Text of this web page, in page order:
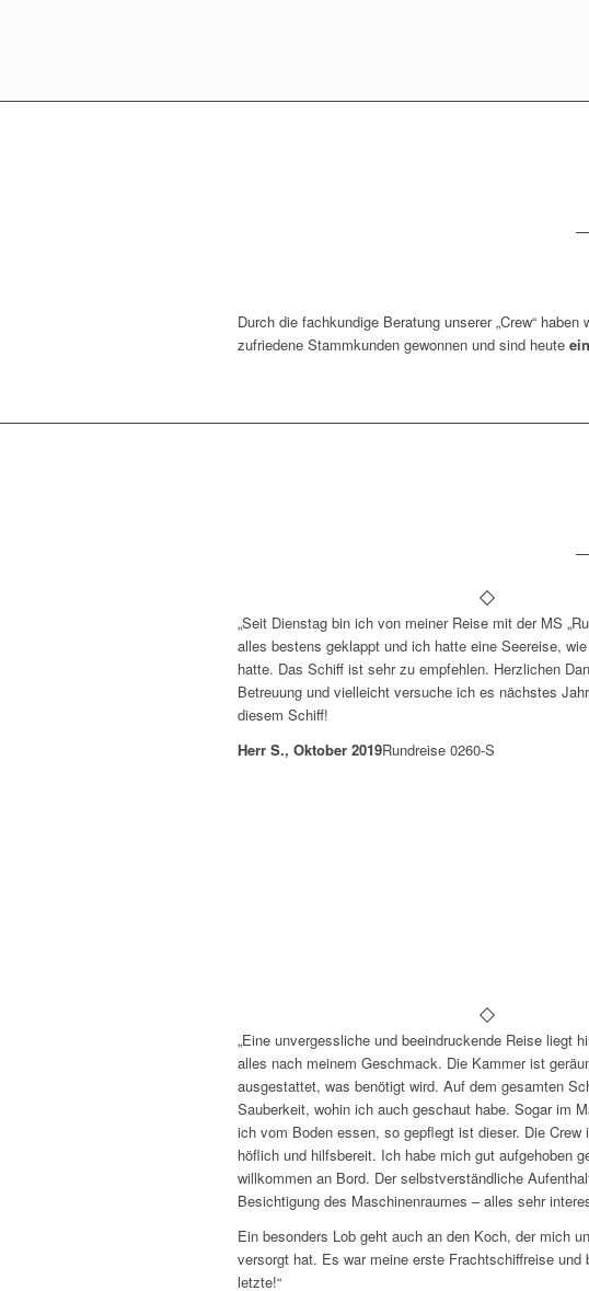
Durch die fachkundige Beratung unserer „Crew“ haben
zufriedene Stammkunden gewonnen und sind heute
„Seit Dienstag bin ich von meiner Reise mit der MS
alles bestens geklappt und ich hatte eine Seereise,
hatte. Das Schiff ist sehr zu empfehlen. Herzlichen
Betreuung und vielleicht versuche ich es nächstes
diesem Schiff!
Herr S., Oktober 2019Rundreise 0260-S
„Eine unvergessliche und beeindruckende Reise liegt
alles nach meinem Geschmack. Die Kammer ist
ausgestattet, was benötigt wird. Auf dem gesamten
Sauberkeit, wohin ich auch geschaut habe. Sogar im
ich vom Boden essen, so gepflegt ist dieser. Die Crew
höflich und hilfsbereit. Ich habe mich gut aufgehoben
willkommen an Bord. Der selbstverständliche
Besichtigung des Maschinenraumes – alles sehr
Ein besonders Lob geht auch an den Koch, der mich
versorgt hat. Es war meine erste Frachtschiffreise
letzte!“